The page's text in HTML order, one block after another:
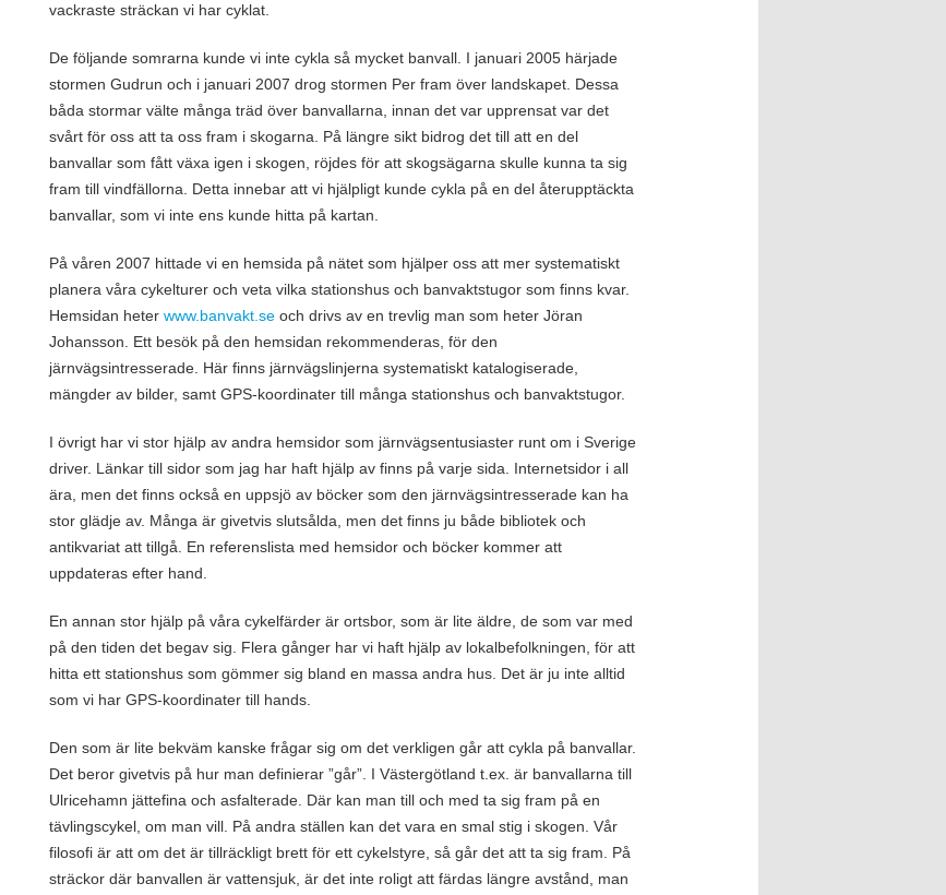
vackraste sträckan vi har cyklat.
De följande somrarna kunde vi inte cykla så mycket banvall. I januari 2005 härjade
stormen Gudrun och i januari 2007 drog stormen Per fram över landskapet. Dessa
båda stormar välte många träd över banvallarna, innan det var upprensat var det
svårt för oss att ta oss fram i skogarna. På längre sikt bidrog det till att en del
banvallar som fått växa igen i skogen, röjdes för att skogsägarna skulle kunna ta sig
fram till vindfällorna. Detta innebar att vi hjälpligt kunde cykla på en del återupptäckta
banvallar, som vi inte ens kunde hitta på kartan.
På våren 2007 hittade vi en hemsida på nätet som hjälper oss att mer systematiskt
planera våra cykelturer och veta vilka stationshus och banvaktstugor som finns kvar.
Hemsidan heter www.banvakt.se och drivs av en trevlig man som heter Jöran
Johansson. Ett besök på den hemsidan rekommenderas, för den
järnvägsintresserade. Här finns järnvägslinjerna systematiskt katalogiserade,
mängder av bilder, samt GPS-koordinater till många stationshus och banvaktstugor.
I övrigt har vi stor hjälp av andra hemsidor som järnvägsentusiaster runt om i Sverige
driver. Länkar till sidor som jag har haft hjälp av finns på varje sida. Internetsidor i all
ära, men det finns också en uppsjö av böcker som den järnvägsintresserade kan ha
stor glädje av. Många är givetvis slutsålda, men det finns ju både bibliotek och
antikvariat att tillgå. En referenslista med hemsidor och böcker kommer att
uppdateras efter hand.
En annan stor hjälp på våra cykelfärder är ortsbor, som är lite äldre, de som var med
på den tiden det begav sig. Flera gånger har vi haft hjälp av lokalbefolkningen, för att
hitta ett stationshus som gömmer sig bland en massa andra hus. Det är ju inte alltid
som vi har GPS-koordinater till hands.
Den som är lite bekväm kanske frågar sig om det verkligen går att cykla på banvallar.
Det beror givetvis på hur man definierar ”går”. I Västergötland t.ex. är banvallarna till
Ulricehamn jättefina och asfalterade. Där kan man till och med ta sig fram på en
tävlingscykel, om man vill. På andra ställen kan det vara en smal stig i skogen. Vår
filosofi är att om det är tillräckligt brett för ett cykelstyre, så går det att ta sig fram. På
sträckor där banvallen är vattensjuk, är det inte roligt att färdas längre avstånd, man